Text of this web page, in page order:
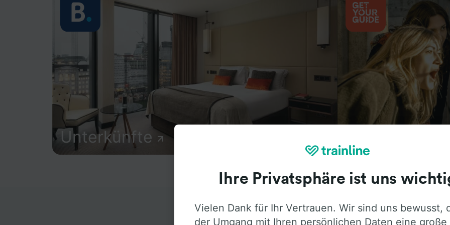
Unterkünfte
Die ehrliche Meinung von Trainline-
Ihre Privatsphäre ist uns
Vielen Dank für Ihr Vertrauen. Wir sind uns bewusst,
der Umgang mit Ihren persönlichen Daten eine große